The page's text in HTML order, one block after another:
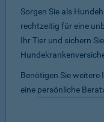
Sorgen Sie als
rechtzeitig für eine
Ihr Tier und sichern
Benötigen Sie
eine persönliche